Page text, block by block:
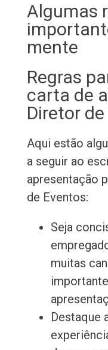
Algumas
mente
Regras
carta de
Diretor
Aqui estão
a seguir ao
apresentação
de Eventos:
Seja
muitas
Destaque